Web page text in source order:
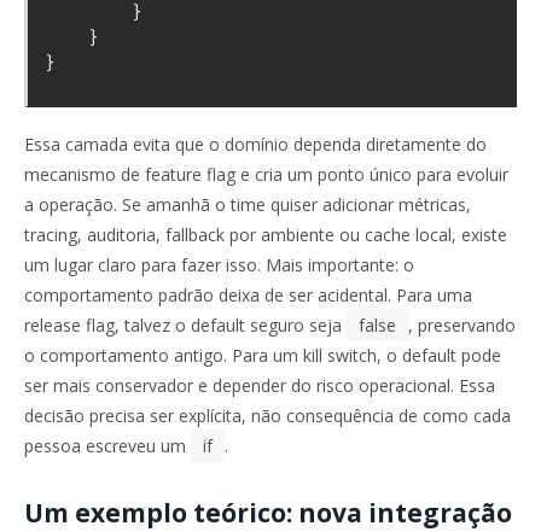
        }
    }
Essa camada evita que o domínio dependa diretamente do
mecanismo de feature flag e cria um ponto único para evoluir
a operação. Se amanhã o time quiser adicionar métricas,
tracing, auditoria, fallback por ambiente ou cache local, existe
um lugar claro para fazer isso. Mais importante: o
comportamento padrão deixa de ser acidental. Para uma
release flag, talvez o default seguro seja
false
, preservando
o comportamento antigo. Para um kill switch, o default pode
ser mais conservador e depender do risco operacional. Essa
decisão precisa ser explícita, não consequência de como cada
pessoa escreveu um
if .
Um exemplo teórico: nova integração